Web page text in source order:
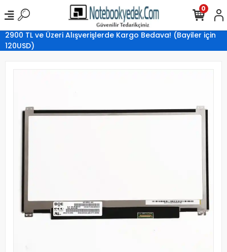
2900 TL ve Üzeri Alışverişlerde Kargo Bedava! (Bayiler için
120USD)
0